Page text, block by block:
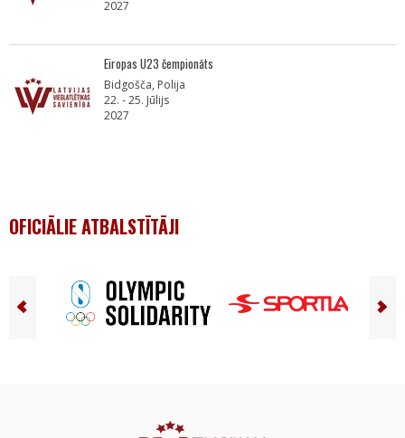
2027
Eiropas U23 čempionāts
Bidgošča, Polija
22. - 25. Jūlijs
2027
OFICIĀLIE ATBALSTĪTĀJI